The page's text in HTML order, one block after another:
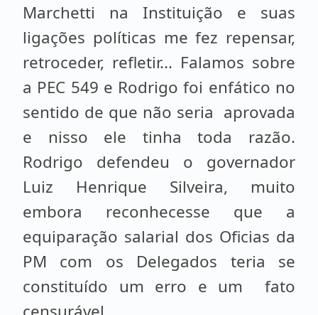
Marchetti na Instituição e suas
ligações políticas me fez repensar,
retroceder, refletir... Falamos sobre
a PEC 549 e Rodrigo foi enfático no
sentido de que não seria aprovada
e nisso ele tinha toda razão.
Rodrigo defendeu o governador
Luiz Henrique Silveira, muito
embora reconhecesse que a
equiparação salarial dos Oficias da
PM com os Delegados teria se
constituído um erro e um fato